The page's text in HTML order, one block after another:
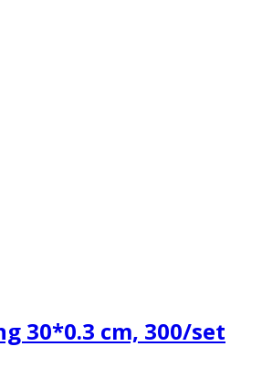
30*0.3 cm, 300/set